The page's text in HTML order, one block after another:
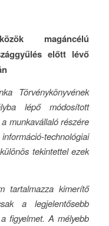
magáncélú
előtt lévő
Törvénykönyvének
lépő módosított
munkavállaló részére
technológiai
tekintettel ezek
tartalmazza kimerítő
a legjelentősebb
figyelmet. A mélyebb